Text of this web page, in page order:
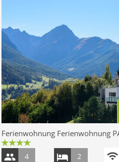
Ferienwohnung Ferienwohnung
4 2